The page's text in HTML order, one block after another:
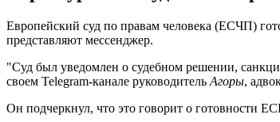
Европейский суд по правам человека (ЕСЧП)
представляют мессенджер.
"Суд был уведомлен о судебном решении,
своем Telegram-канале руководитель Агоры,
Он подчеркнул, что это говорит о готовности